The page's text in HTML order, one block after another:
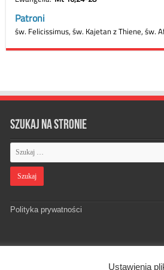
Szukaj na stronie
Polityka prywatności
Designed by
Ustawienia